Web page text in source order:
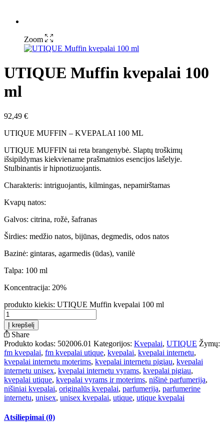
Zoom
UTIQUE Muffin kvepalai 100
ml
92,49 €
UTIQUE MUFFIN – KVEPALAI 100 ML
UTIQUE MUFFIN tai reta brangenybė. Slaptų troškimų
išsipildymas kiekviename prašmatnios esencijos lašelyje.
Stulbinantis ir hipnotizuojantis.
Charakteris: intriguojantis, kilmingas, nepamirštamas
Kvapų natos:
Galvos: citrina, rožė, šafranas
Širdies: medžio natos, bijūnas, degmedis, odos natos
Bazinė: gintaras, agarmedis (ūdas), vanilė
Talpa: 100 ml
Koncentracija: 20%
produkto kiekis: UTIQUE Muffin kvepalai 100 ml
Į krepšelį
Share
Produkto kodas: 502006.01 Kategorijos: Kvepalai, UTIQUE Žymų:
fm kvepalai, fm kvepalai utique, kvepalai, kvepalai internetu,
kvepalai internetu moterims, kvepalai internetu pigiau, kvepalai
internetu unisex, kvepalai internetu vyrams, kvepalai pigiau,
kvepalai utique, kvepalai vyrams ir moterims, nišinė parfumerija,
nišiniai kvepalai, originalūs kvepalai, parfumerija, parfumerine
internetu, unisex, unisex kvepalai, utique, utique kvepalai
Atsiliepimai (0)